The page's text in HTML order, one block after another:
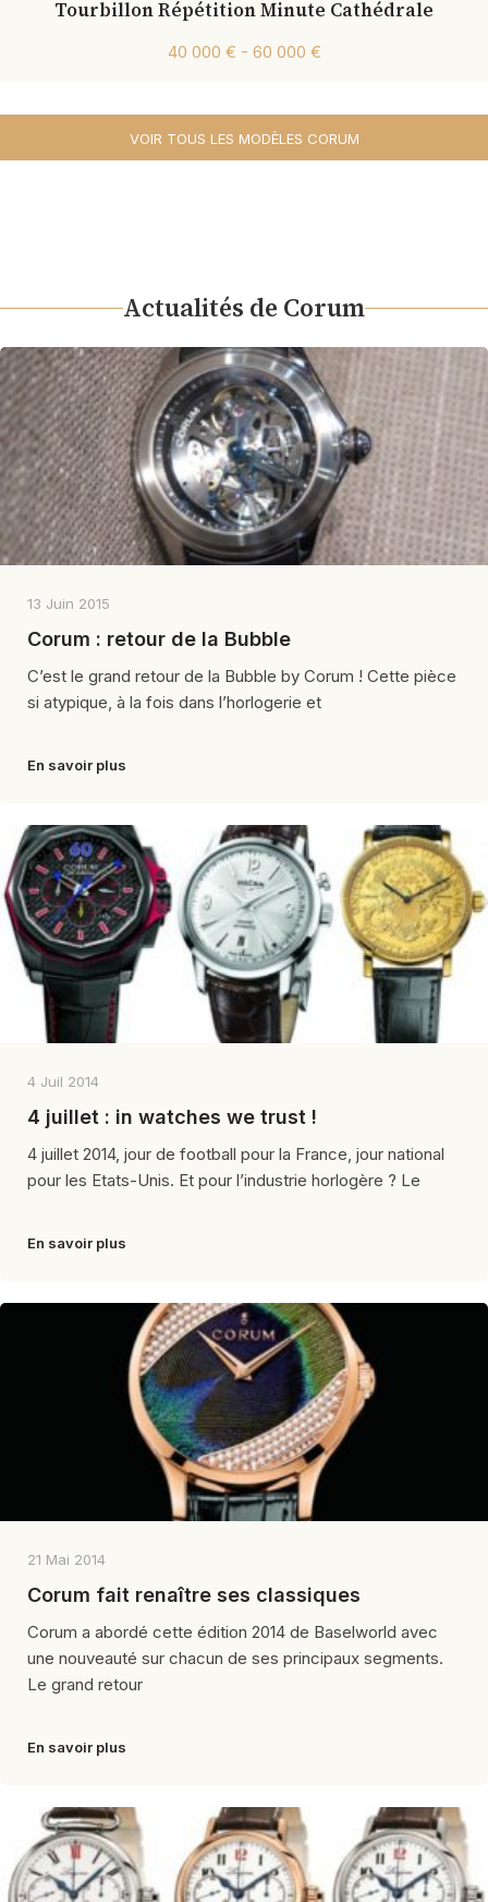
Tourbillon Répétition Minute Cathédrale
40 000 € - 60 000 €
VOIR TOUS LES MODÈLES CORUM
Actualités de Corum
13 Juin 2015
Corum : retour de la Bubble
C’est le grand retour de la Bubble by Corum ! Cette pièce
si atypique, à la fois dans l’horlogerie et
En savoir plus
4 Juil 2014
4 juillet : in watches we trust !
4 juillet 2014, jour de football pour la France, jour national
pour les Etats-Unis. Et pour l’industrie horlogère ? Le
En savoir plus
21 Mai 2014
Corum fait renaître ses classiques
Corum a abordé cette édition 2014 de Baselworld avec
une nouveauté sur chacun de ses principaux segments.
Le grand retour
En savoir plus